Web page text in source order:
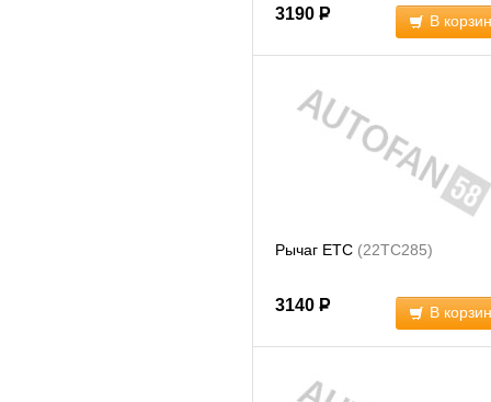
3190 Р В
Рычаг ETC (22TC285)
3140 Р В